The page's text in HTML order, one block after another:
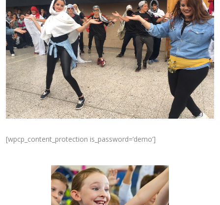
[wpcp_content_protection is_password=’demo’]